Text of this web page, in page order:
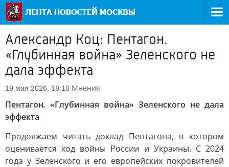
Александр Коц: Пентагон.
«Глубинная война» Зеленского не
дала эффекта
19 мая 2026, 18:16 Мнения
Пентагон. «Глубинная война» Зеленского не дала
эффекта
Продолжаем читать доклад Пентагона, в котором
оценивается ход войны России и Украины. С 2024
года у Зеленского и его европейских покровителей